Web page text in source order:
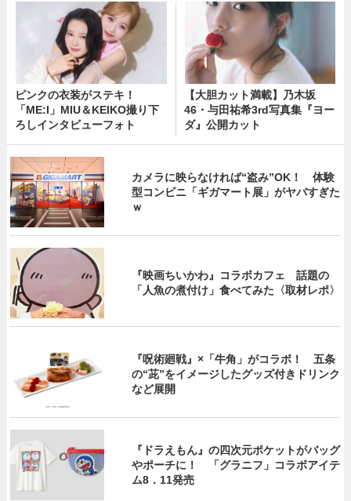
ピンクの衣装がステキ！
「ME:I」MIU＆KEIKO撮り下
ろしインタビューフォト
【大胆カット満載】乃木坂
46・与田祐希3rd写真集『ヨー
ダ』公開カット
カメラに映らなければ“盗み”OK！ 体験
型コンビニ「ギガマート展」がヤバすぎた
ｗ
『映画ちいかわ』コラボカフェ 話題の
「人魚の煮付け」食べてみた〈取材レポ〉
『呪術廻戦』×「牛角」がコラボ！ 五条
の“茈”をイメージしたグッズ付きドリンク
など展開
『ドラえもん』の四次元ポケットがバッグ
やポーチに！ 「グラニフ」コラボアイテ
ム8．11発売